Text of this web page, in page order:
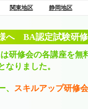
関東地区 静岡地区
へ BA認定試験研
研修会の各講座を無
りました。
スキルアップ研修